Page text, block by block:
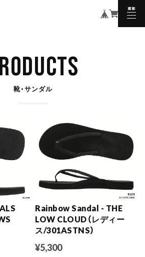
MENU
CLOSE
靴・サンダル
Rainbow Sandal - THE
LOW CLOUD（レディー
ス/301ASTNS）
¥5,300